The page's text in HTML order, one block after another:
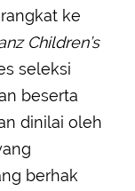
ke
Children’s
seleksi
beserta
dinilai oleh
berhak